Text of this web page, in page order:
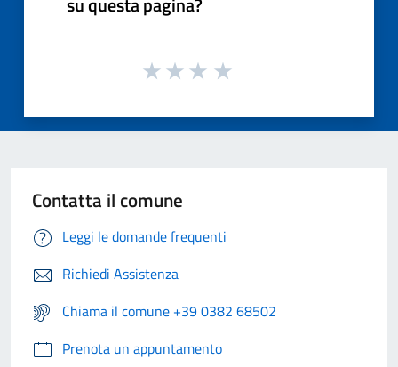
Contatta il comune
Leggi le domande frequenti
Richiedi Assistenza
Chiama il comune +39 0382 68502
Prenota un appuntamento